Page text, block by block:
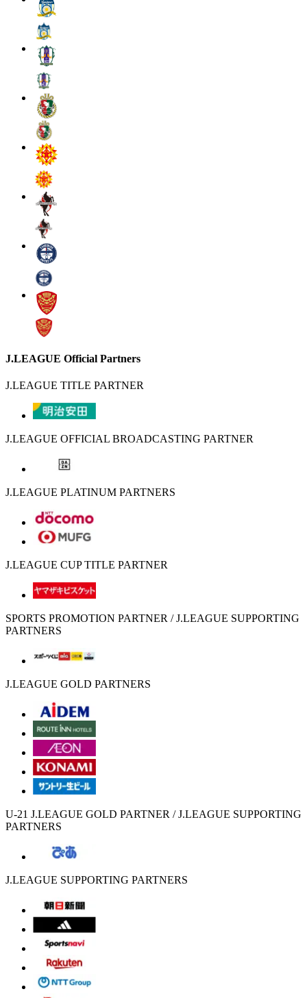
J.LEAGUE Official Partners
J.LEAGUE TITLE PARTNER
J.LEAGUE OFFICIAL BROADCASTING PARTNER
J.LEAGUE PLATINUM PARTNERS
J.LEAGUE CUP TITLE PARTNER
SPORTS PROMOTION PARTNER / J.LEAGUE SUPPORTING
PARTNERS
J.LEAGUE GOLD PARTNERS
U-21 J.LEAGUE GOLD PARTNER / J.LEAGUE SUPPORTING
PARTNERS
J.LEAGUE SUPPORTING PARTNERS